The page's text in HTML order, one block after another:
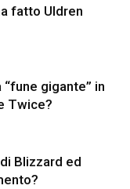
fatto Uldren
gigante” in
Twice?
Blizzard ed